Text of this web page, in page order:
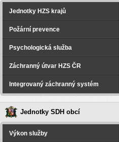
Jednotky HZS krajů
Požární prevence
Psychologická služba
Záchranný útvar HZS ČR
Integrovaný záchranný systém
Jednotky SDH obcí
Výkon služby